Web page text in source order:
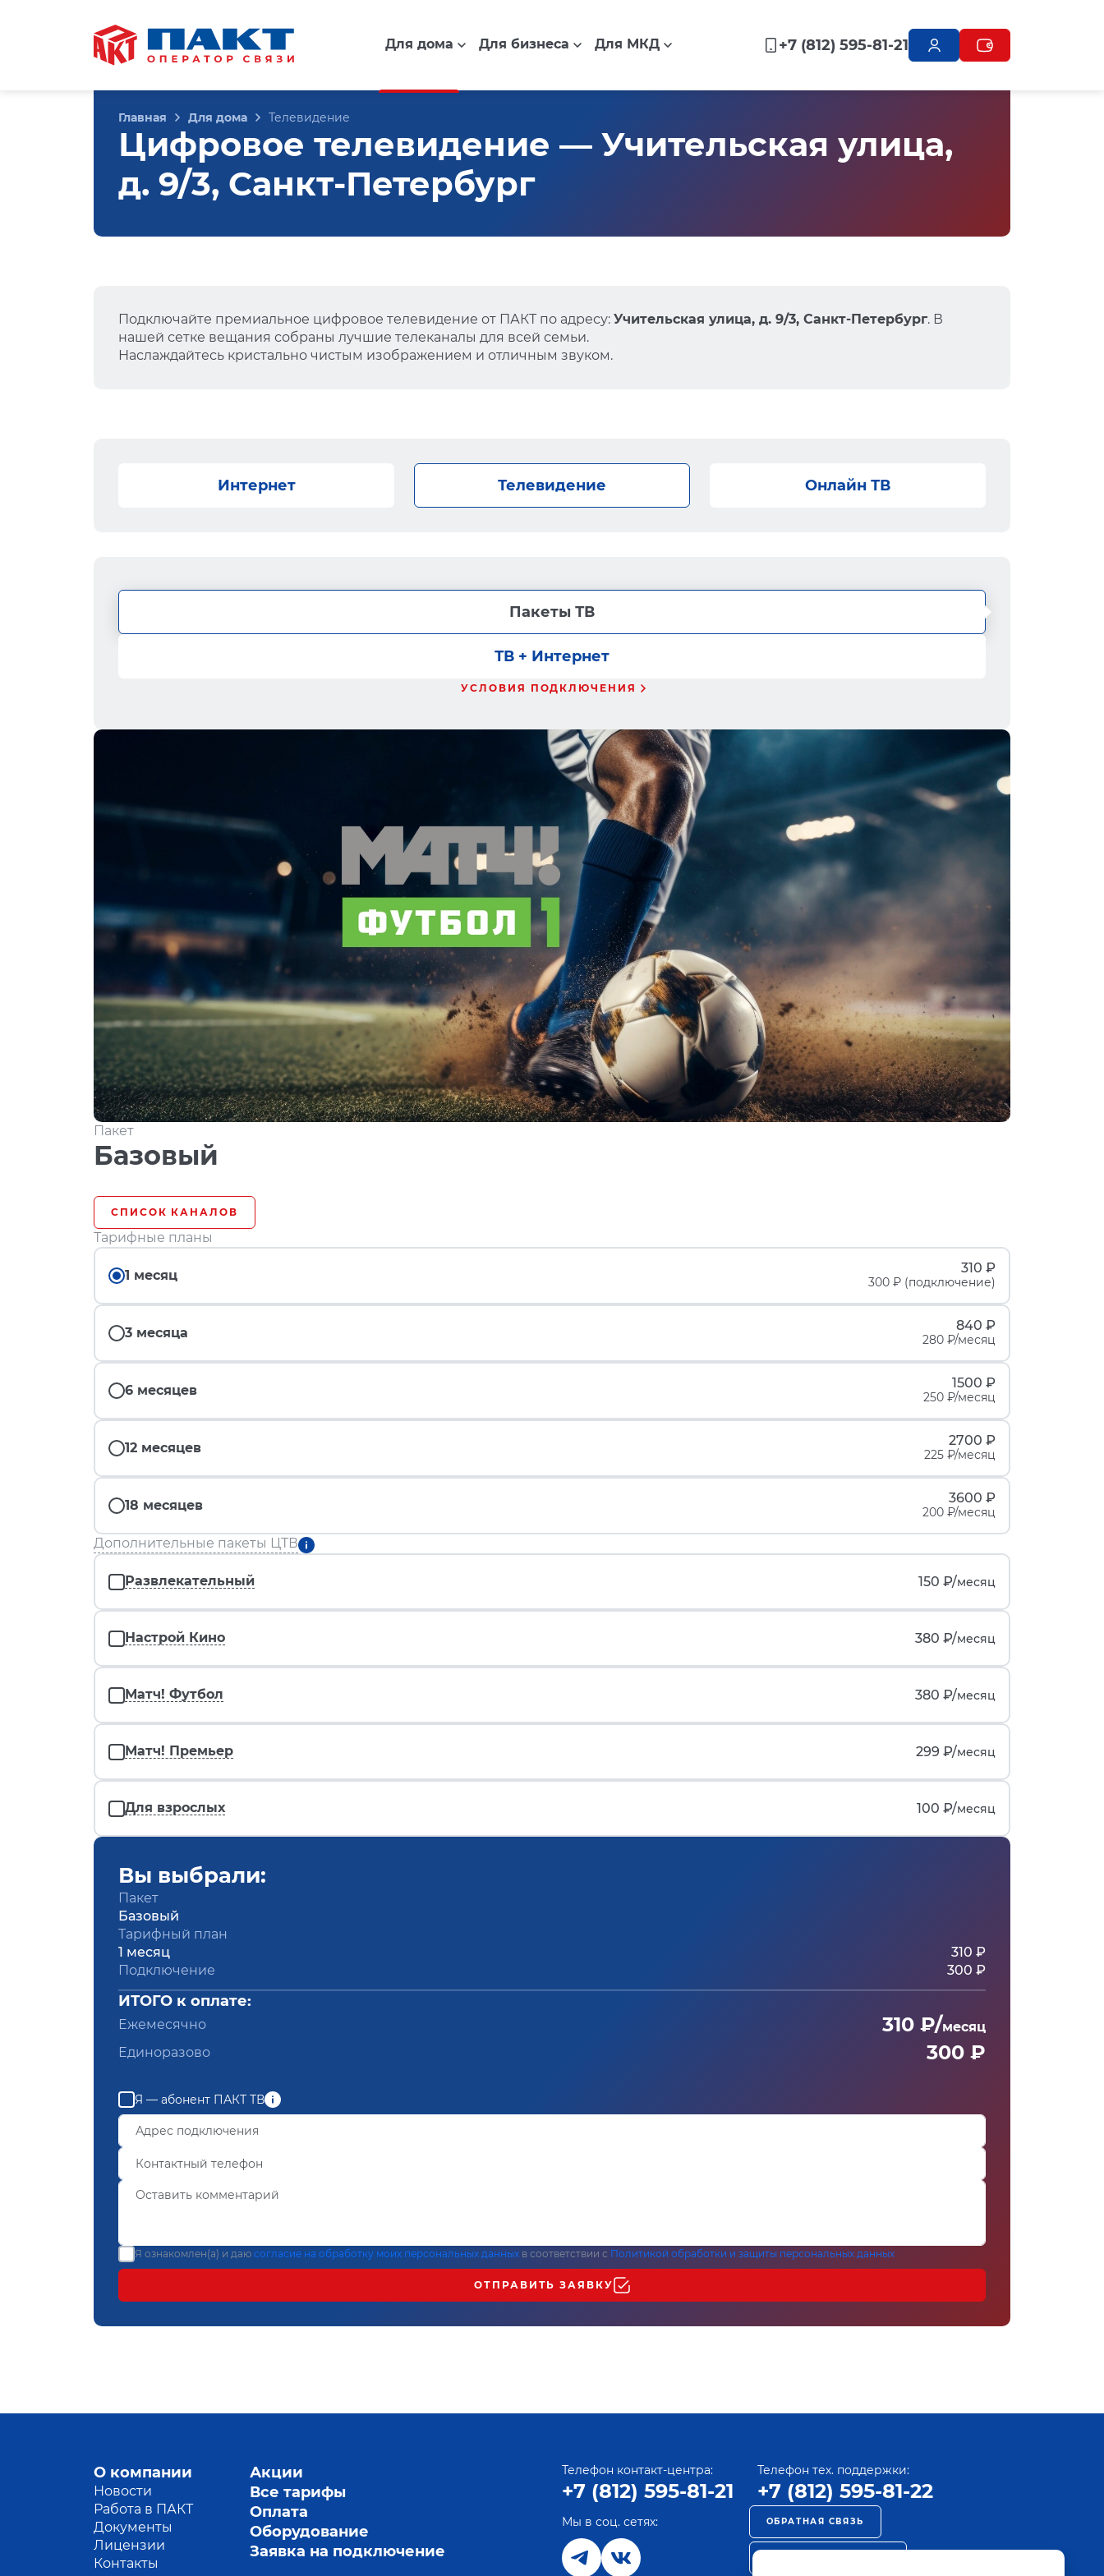
Для дома Для бизнеса Для МКД +7 (812) 595-81-21
Главная Для дома Телевидение
Цифровое телевидение — Учительская улица,
д. 9/3, Санкт-Петербург
Подключайте премиальное цифровое телевидение от ПАКТ по адресу: Учительская улица, д. 9/3, Санкт-Петербург. В
нашей сетке вещания собраны лучшие телеканалы для всей семьи.
Наслаждайтесь кристально чистым изображением и отличным звуком.
Интернет Телевидение Онлайн ТВ
Пакеты ТВ
ТВ + Интернет
УСЛОВИЯ ПОДКЛЮЧЕНИЯ
Пакет
Базовый
СПИСОК КАНАЛОВ
Тарифные планы
1 месяц 310 ₽
300 ₽ (подключение)
3 месяца 840 ₽
280 ₽/месяц
6 месяцев 1500 ₽
250 ₽/месяц
12 месяцев 2700 ₽
225 ₽/месяц
18 месяцев 3600 ₽
200 ₽/месяц
Дополнительные пакеты ЦТВ
Развлекательный 150 ₽/месяц
Настрой Кино 380 ₽/месяц
Матч! Футбол 380 ₽/месяц
Матч! Премьер 299 ₽/месяц
Для взрослых 100 ₽/месяц
Вы выбрали:
Пакет
Базовый
Тарифный план
1 месяц
310 ₽
Подключение
300 ₽
ИТОГО к оплате:
Ежемесячно 310 ₽/месяц
Единоразово
300 ₽
Я — абонент ПАКТ ТВ
Я ознакомлен(а) и даю согласие на обработку моих персональных данных в соответствии с Политикой обработки и защиты персональных данных
ОТПРАВИТЬ ЗАЯВКУ
О компании
Новости
Работа в ПАКТ
Документы
Лицензии
Контакты
Акции
Все тарифы
Оплата
Оборудование
Заявка на подключение
Телефон контакт-центра:
+7 (812) 595-81-21
Телефон тех. поддержки:
+7 (812) 595-81-22
Мы в соц. сетях: ОБРАТНАЯ СВЯЗЬ